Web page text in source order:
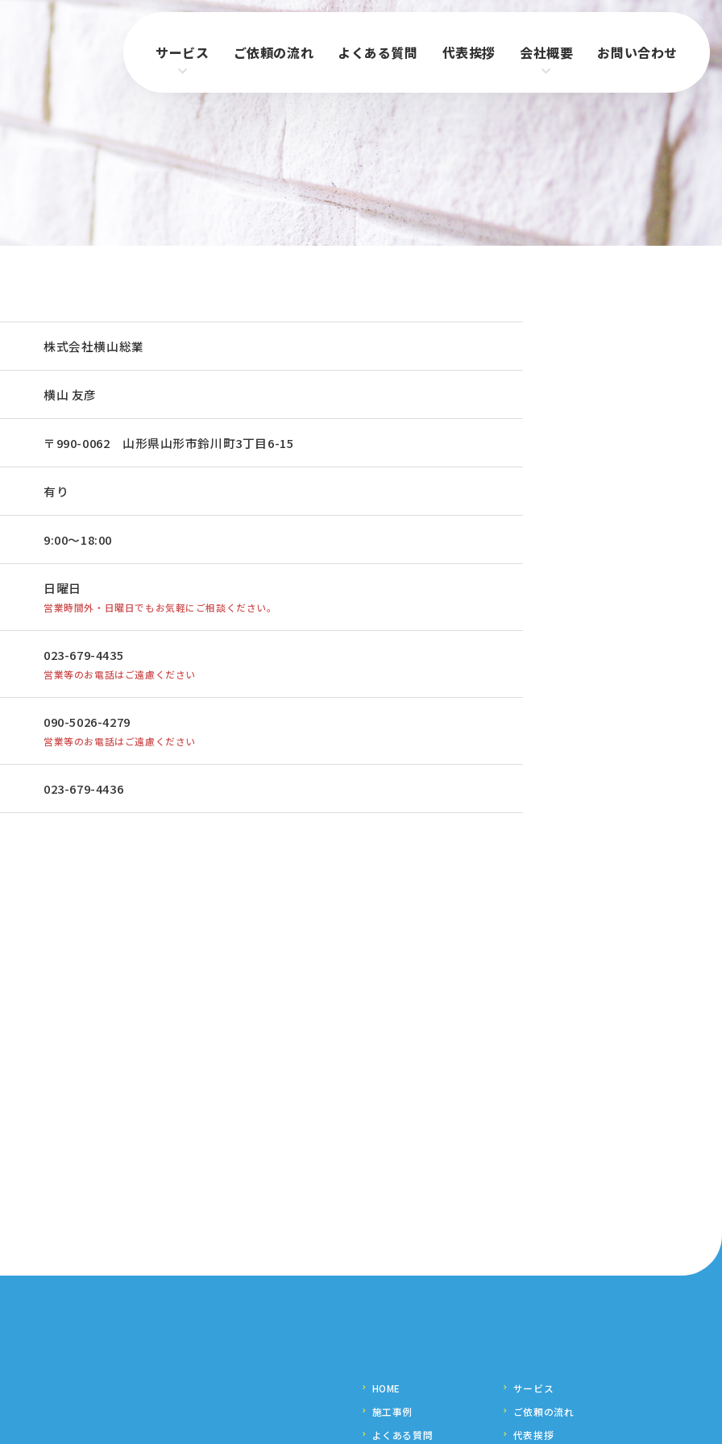
サービス ご依頼の流れ よくある質問 代表挨拶 会社概要 お問い合わせ
株式会社横山総業
横山 友彦
〒990-0062 山形県山形市鈴川町3丁目6-15
有り
9:00～18:00
日曜日
営業時間外・日曜日でもお気軽にご相談ください。
023-679-4435
営業等のお電話はご遠慮ください
090-5026-4279
営業等のお電話はご遠慮ください
023-679-4436
HOME
サービス
施工事例
ご依頼の流れ
よくある質問
代表挨拶